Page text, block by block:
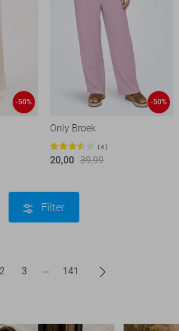
-50% -50%
Only Broek
4
20,00 39,99
Filter
2 3 141